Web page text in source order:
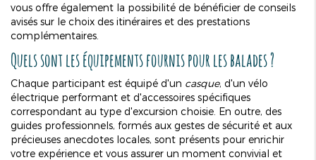
vous offre également la possibilité de bénéficier de conseils
avisés sur le choix des itinéraires et des prestations
complémentaires.
Quels sont les équipements fournis pour les balades ?
Chaque participant est équipé d'un casque, d'un vélo
électrique performant et d'accessoires spécifiques
correspondant au type d'excursion choisie. En outre, des
guides professionnels, formés aux gestes de sécurité et aux
précieuses anecdotes locales, sont présents pour enrichir
votre expérience et vous assurer un moment convivial et